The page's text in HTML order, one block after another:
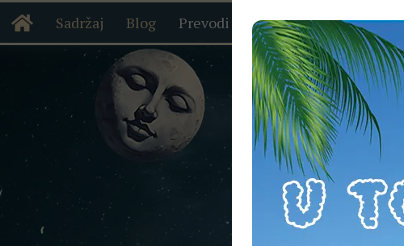
Skip to content
Sadržaj Blog Prevodi Astropedija Škola